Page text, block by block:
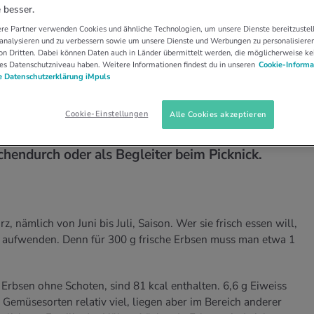
mit frischen
oder dem Glas – aber auch das Rüsten
frischen Erbsen eignen sich in geringen
oder als Begleiter beim Picknick.
nämlich von Juni bis Juli, Saison. Wer sie frisch essen will,
Denn für 300 g frische Erbsen muss man etwa 1
ohne Schoten, sind 81 kcal enthalten. 6,6 g Eiweiss
relativ viel, liegen aber im Bereich anderer
besser.
Partner verwenden Cookies und ähnliche Technologien, um unsere Dienste
und zu verbessern sowie um unsere Dienste und Werbungen zu
Dritten. Dabei können Daten auch in Länder übermittelt werden, die möglicherweise
Datenschutzniveau haben. Weitere Informationen findest du in unseren Cookie-
Datenschutzerklärung iMpuls
Cookie-Einstellungen Alle Cookies akzeptieren